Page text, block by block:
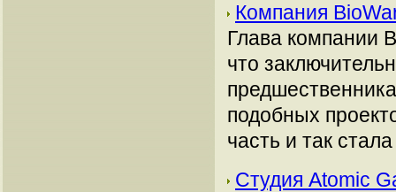
Компания
Глава компании
что
подобных
часть и так
Студия Atomic